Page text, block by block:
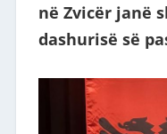
në Zvicër janë
dashurisë së